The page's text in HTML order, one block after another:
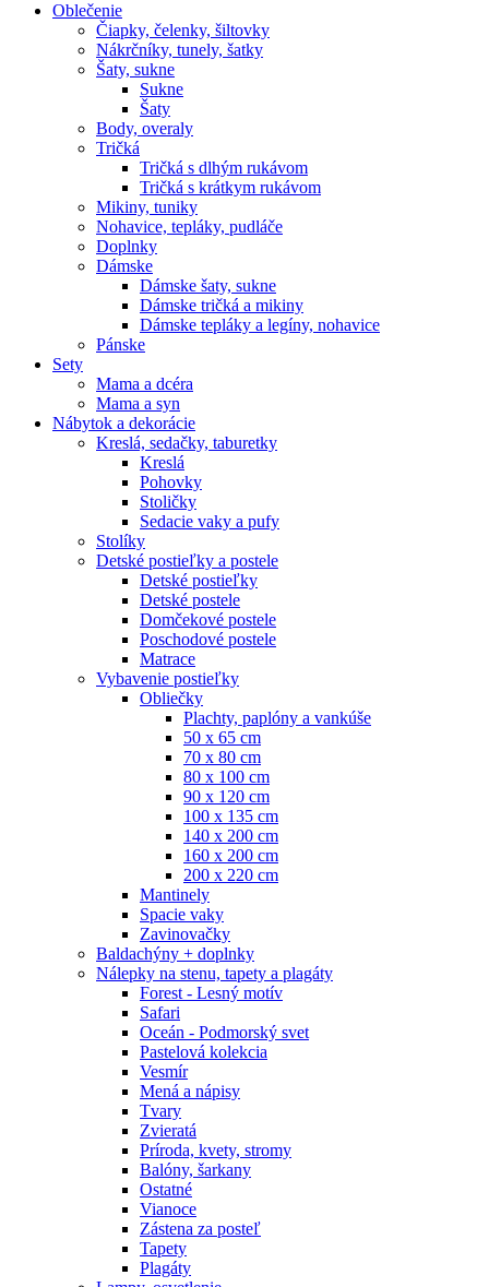
Oblečenie
Čiapky, čelenky, šiltovky
Nákrčníky, tunely, šatky
Šaty, sukne
Sukne
Šaty
Body, overaly
Tričká
Tričká s dlhým rukávom
Tričká s krátkym rukávom
Mikiny, tuniky
Nohavice, tepláky, pudláče
Doplnky
Dámske
Dámske šaty, sukne
Dámske tričká a mikiny
Dámske tepláky a legíny, nohavice
Pánske
Sety
Mama a dcéra
Mama a syn
Nábytok a dekorácie
Kreslá, sedačky, taburetky
Kreslá
Pohovky
Stoličky
Sedacie vaky a pufy
Stolíky
Detské postieľky a postele
Detské postieľky
Detské postele
Domčekové postele
Poschodové postele
Matrace
Vybavenie postieľky
Obliečky
Plachty, paplóny a vankúše
50 x 65 cm
70 x 80 cm
80 x 100 cm
90 x 120 cm
100 x 135 cm
140 x 200 cm
160 x 200 cm
200 x 220 cm
Mantinely
Spacie vaky
Zavinovačky
Baldachýny + doplnky
Nálepky na stenu, tapety a plagáty
Forest - Lesný motív
Safari
Oceán - Podmorský svet
Pastelová kolekcia
Vesmír
Mená a nápisy
Tvary
Zvieratá
Príroda, kvety, stromy
Balóny, šarkany
Ostatné
Vianoce
Zástena za posteľ
Tapety
Plagáty